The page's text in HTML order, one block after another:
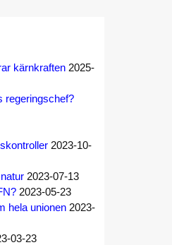
kärnkraften 2025-
regeringschef?
2023-10-
2023-07-13
2023-05-23
hela unionen 2023-
03-23